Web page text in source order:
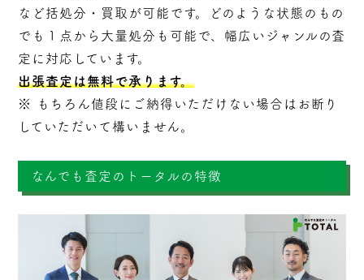
など括処分・ 買取 が可能です。どのような状態のもの
でも１点から大量処分も可能で、幅広いジャンルの査
定に対応しています。
出張査定は無料で承ります。
※ もちろん値段にご納得いただけない場合はお断り
していただいて構いません。
なんでも査定のトータルの特徴